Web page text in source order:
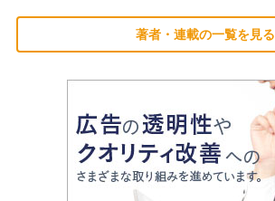
著者・連載の一覧を見る